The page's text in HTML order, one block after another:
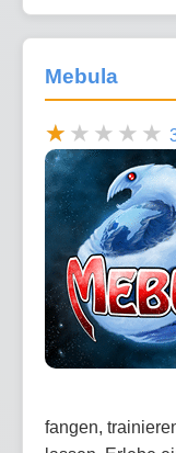
Mebula
fangen,